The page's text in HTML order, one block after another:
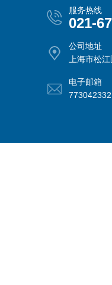
服务热线
021-
公司地址
上海市松
电子邮箱